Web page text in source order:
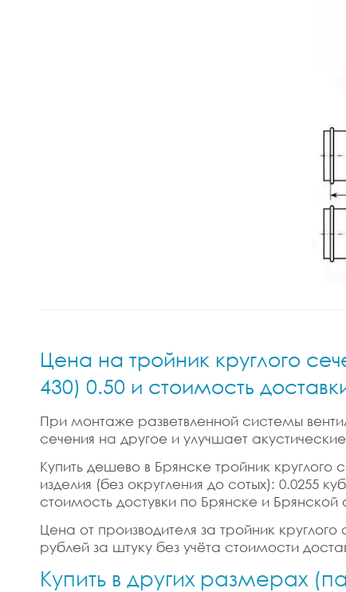
Цена на тройник круглого
430) 0.50 и стоимость
При монтаже разветвленной системы
сечения на другое и улучшает
Купить дешево в Брянске тройник
изделия (без округления до сотых): 0.0255
стоимость достувки по Брянске и
Цена от производителя за тройник
рублей за штуку без учёта стоимости
Купить в других размерах